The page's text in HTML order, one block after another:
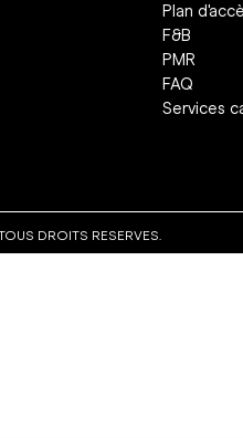
Plan
F&B
PMR
FAQ
Services
DROITS RESERVES.